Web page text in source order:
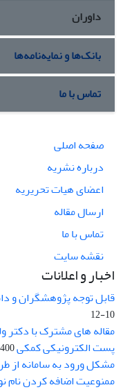
داوران
بانک‌ها و نمایه‌نامه‌ها
تماس با ما
صفحه اصلی
درباره نشریه
اعضای هیات تحریریه
ارسال مقاله
تماس با ما
نقشه سایت
اخبار و اعلانات
قابل توجه پژوهشگران و
10-12
مقاله های مشترک با دکتر
پست الکترونیکی کمکی11-03
مشکل ورود به سامانه از
ممنوعیت اضافه کردن نام